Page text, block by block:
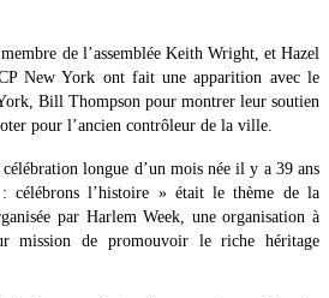
de l’assemblée Keith Wright, et Hazel
New York ont fait une apparition avec le
Bill Thompson pour montrer leur soutien
pour l’ancien contrôleur de la ville.
longue d’un mois née il y a 39 ans
l’histoire » était le thème de la
par Harlem Week, une organisation à
de promouvoir le riche héritage